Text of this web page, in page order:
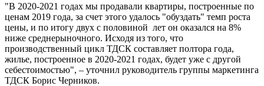
"В 2020-2021 годах мы продавали квартиры, построенные по
ценам 2019 года, за счет этого удалось "обуздать" темп роста
цены, и по итогу двух с половиной лет он оказался на 8%
ниже среднерыночного. Исходя из того, что
производственный цикл ТДСК составляет полтора года,
жилье, построенное в 2020-2021 годах, будет уже с другой
себестоимостью", – уточнил руководитель группы маркетинга
ТДСК Борис Черников.